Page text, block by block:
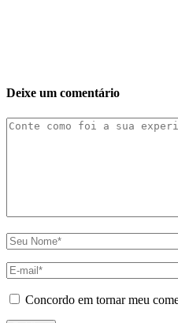
Deixe um comentário
Concordo em tornar meu